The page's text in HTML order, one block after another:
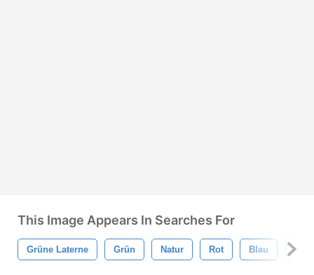
This Image Appears In Searches For
Grüne Laterne Grün Natur Rot Blau